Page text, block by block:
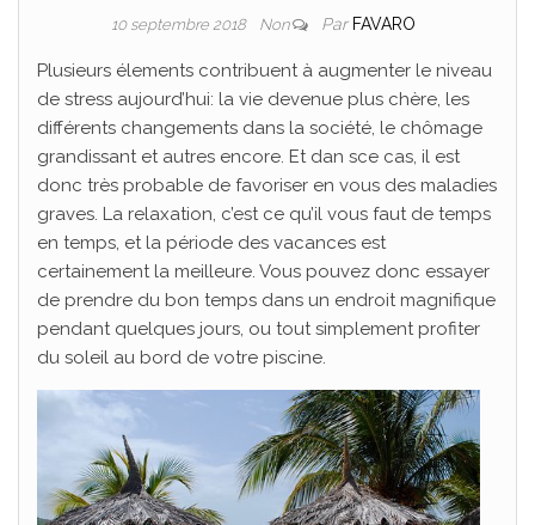
10 septembre 2018 Non Par FAVARO
Plusieurs élements contribuent à augmenter le niveau
de stress aujourd’hui: la vie devenue plus chère, les
différents changements dans la société, le chômage
grandissant et autres encore. Et dan sce cas, il est
donc très probable de favoriser en vous des maladies
graves. La relaxation, c’est ce qu’il vous faut de temps
en temps, et la période des vacances est
certainement la meilleure. Vous pouvez donc essayer
de prendre du bon temps dans un endroit magnifique
pendant quelques jours, ou tout simplement profiter
du soleil au bord de votre piscine.